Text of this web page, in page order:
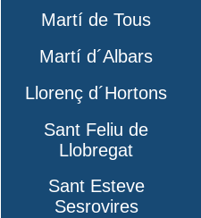
Martí de Tous
Martí d´Albars
Llorenç d´Hortons
Sant Feliu de
Llobregat
Sant Esteve
Sesrovires